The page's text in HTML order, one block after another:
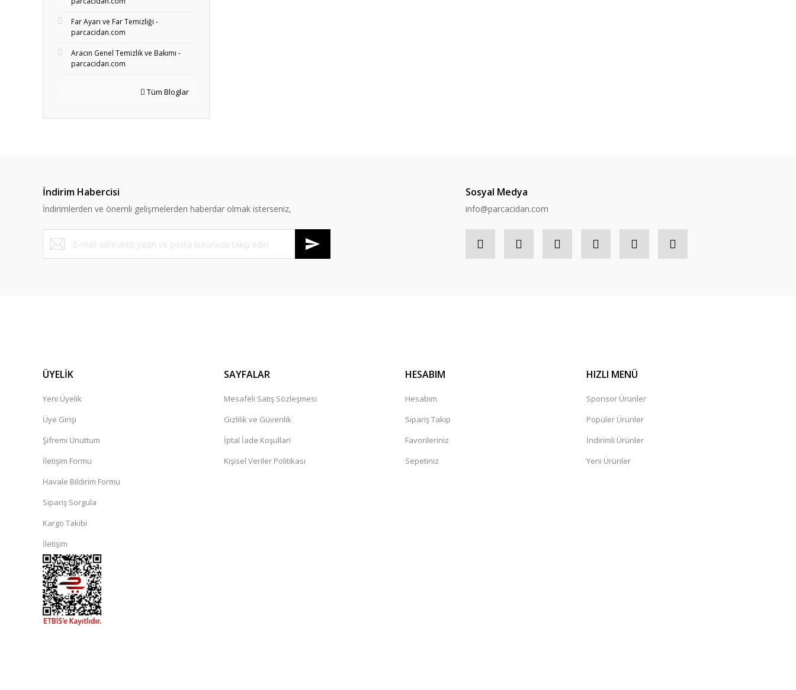
Far Ayarı ve Far Temizliği -
parcacidan.com
Aracın Genel Temizlik ve Bakımı -
parcacidan.com
Tüm Bloglar
İndirim Habercisi
İndirimlerden ve önemli gelişmelerden haberdar olmak isterseniz,
Sosyal Medya
info@parcacidan.com
ÜYELİK
Yeni Üyelik
Üye Girişi
Şifremi Unuttum
İletişim Formu
Havale Bildirim Formu
Sipariş Sorgula
Kargo Takibi
İletişim
SAYFALAR
Mesafeli Satış Sözleşmesi
Gizlilik ve Güvenlik
İptal İade Koşullari
Kişisel Veriler Politikası
HESABIM
Hesabım
Sipariş Takip
Favorileriniz
Sepetiniz
HIZLI MENÜ
Sponsor Ürünler
Popüler Ürünler
İndirimli Ürünler
Yeni Ürünler